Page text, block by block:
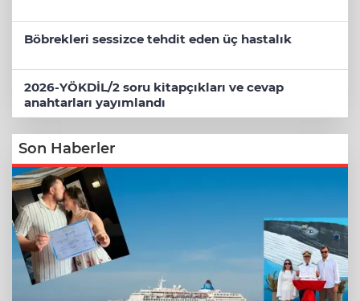
Böbrekleri sessizce tehdit eden üç hastalık
2026-YÖKDİL/2 soru kitapçıkları ve cevap
anahtarları yayımlandı
Son Haberler